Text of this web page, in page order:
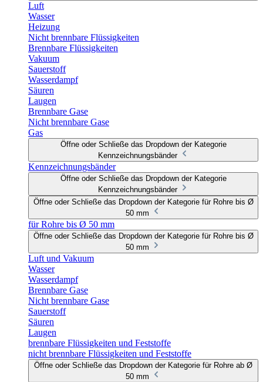
Luft
Wasser
Heizung
Nicht brennbare Flüssigkeiten
Brennbare Flüssigkeiten
Vakuum
Sauerstoff
Wasserdampf
Säuren
Laugen
Brennbare Gase
Nicht brennbare Gase
Gas
Öffne oder Schließe das Dropdown der Kategorie
Kennzeichnungsbänder
Kennzeichnungsbänder
Öffne oder Schließe das Dropdown der Kategorie
Kennzeichnungsbänder
Öffne oder Schließe das Dropdown der Kategorie für Rohre bis Ø
50 mm
für Rohre bis Ø 50 mm
Öffne oder Schließe das Dropdown der Kategorie für Rohre bis Ø
50 mm
Luft und Vakuum
Wasser
Wasserdampf
Brennbare Gase
Nicht brennbare Gase
Sauerstoff
Säuren
Laugen
brennbare Flüssigkeiten und Feststoffe
nicht brennbare Flüssigkeiten und Feststoffe
Öffne oder Schließe das Dropdown der Kategorie für Rohre ab Ø
50 mm